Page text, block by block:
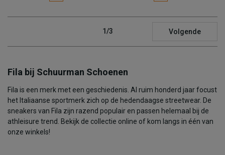
1/3 Volgende
Fila bij Schuurman Schoenen
Fila is een merk met een geschiedenis. Al ruim honderd jaar focust
het Italiaanse sportmerk zich op de hedendaagse streetwear. De
sneakers van Fila zijn razend populair en passen helemaal bij de
athleisure trend. Bekijk de collectie online of kom langs in één van
onze winkels!